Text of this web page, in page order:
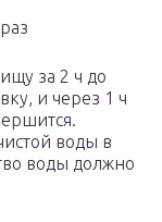
за 2 ч до
и через 1 ч
воды в
воды должно